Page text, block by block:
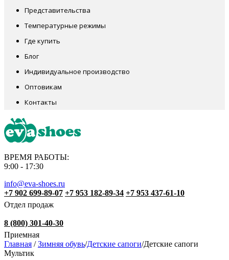
Представительства
Температурные режимы
Где купить
Блог
Индивидуальное производство
Оптовикам
Контакты
ВРЕМЯ РАБОТЫ:
9:00 - 17:30
info@eva-shoes.ru
+7 902 699-89-07 +7 953 182-89-34 +7 953 437-61-10
Отдел продаж
8 (800) 301-40-30
Приемная
Главная / Зимняя обувь/Детские сапоги/Детские сапоги
Мультик